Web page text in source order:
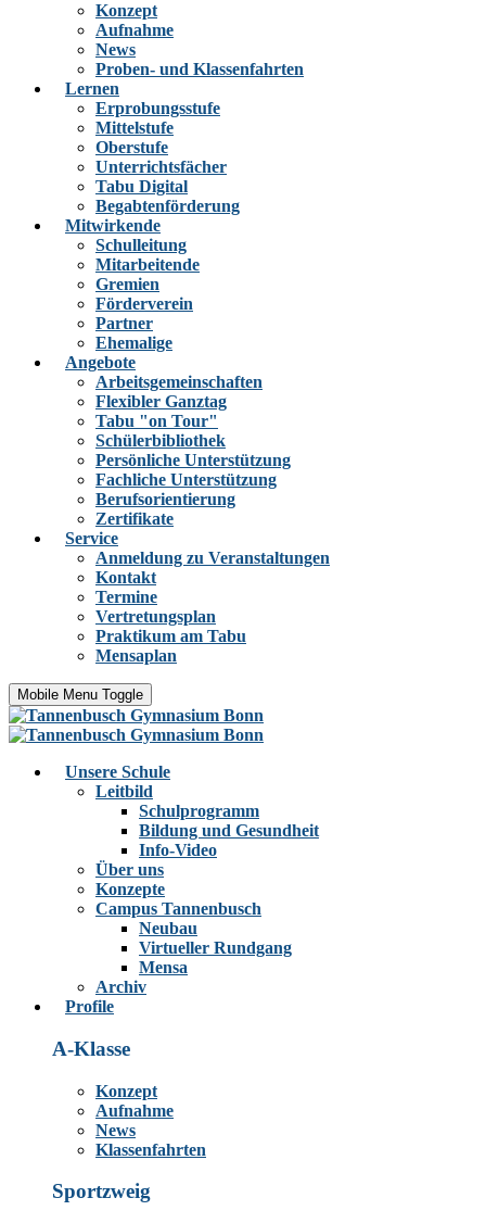
Konzept
Aufnahme
News
Proben- und Klassenfahrten
Lernen
Erprobungsstufe
Mittelstufe
Oberstufe
Unterrichtsfächer
Tabu Digital
Begabtenförderung
Mitwirkende
Schulleitung
Mitarbeitende
Gremien
Förderverein
Partner
Ehemalige
Angebote
Arbeitsgemeinschaften
Flexibler Ganztag
Tabu "on Tour"
Schülerbibliothek
Persönliche Unterstützung
Fachliche Unterstützung
Berufsorientierung
Zertifikate
Service
Anmeldung zu Veranstaltungen
Kontakt
Termine
Vertretungsplan
Praktikum am Tabu
Mensaplan
Mobile Menu Toggle
Unsere Schule
Leitbild
Schulprogramm
Bildung und Gesundheit
Info-Video
Über uns
Konzepte
Campus Tannenbusch
Neubau
Virtueller Rundgang
Mensa
Archiv
Profile
A-Klasse
Konzept
Aufnahme
News
Klassenfahrten
Sportzweig